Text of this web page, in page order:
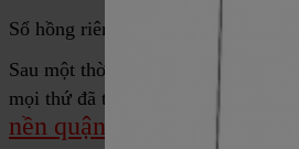
Sổ hồng riêng, chính chủ sang tên
Sau một thời gian chững lại do sửa
mọi thứ đã trở lại sôi động. Việc
nền quận 7